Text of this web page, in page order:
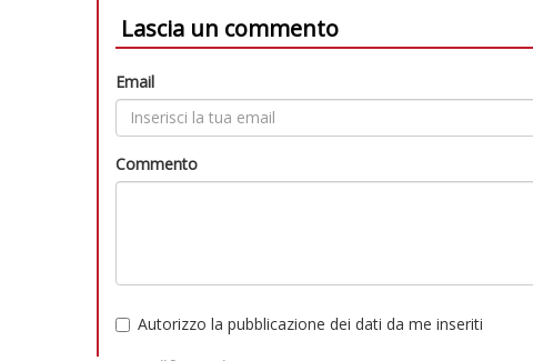
Lascia un commento
Email
Commento
Autorizzo la pubblicazione dei dati da me inseriti